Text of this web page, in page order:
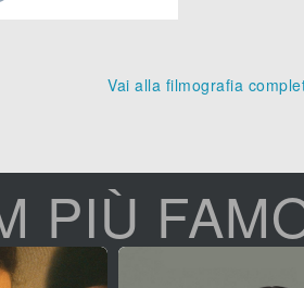
Vai alla filmografia
PIÙ